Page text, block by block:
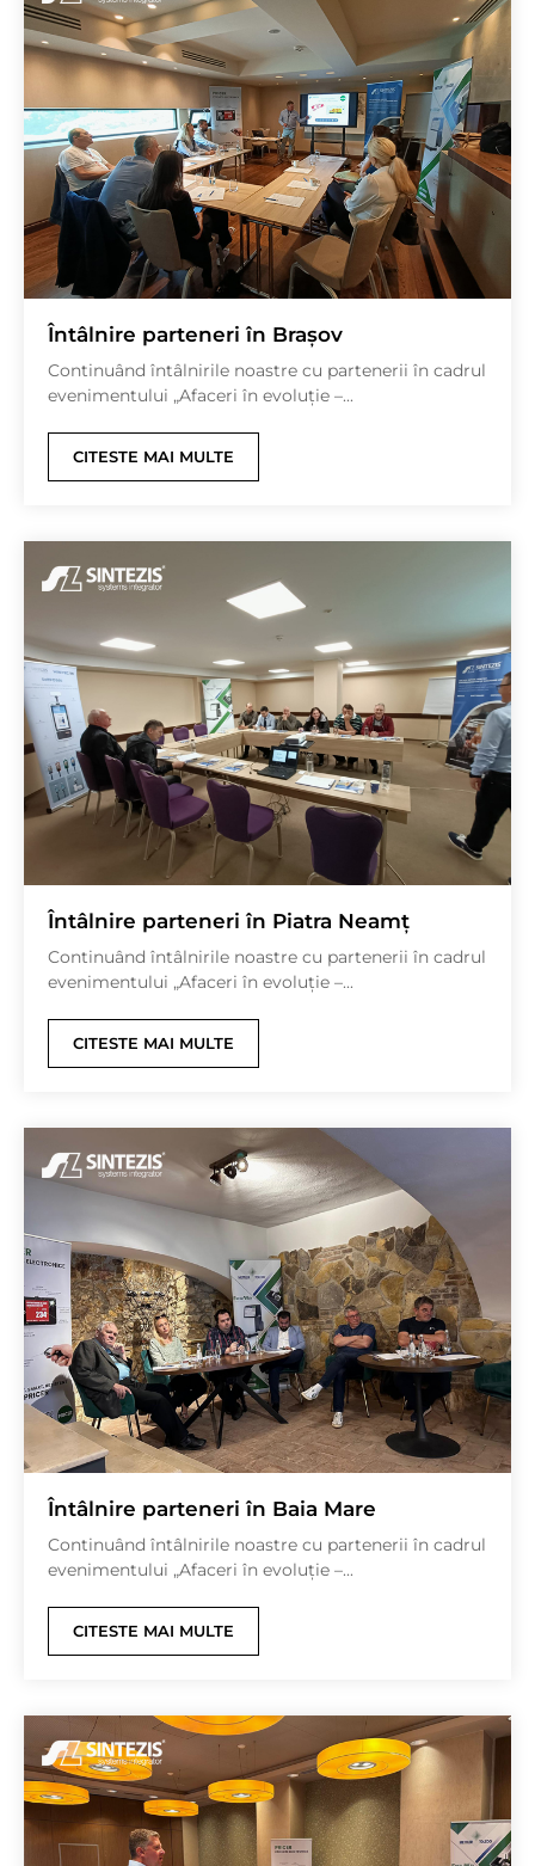
Întâlnire parteneri în Brașov
Continuând întâlnirile noastre cu partenerii în cadrul
evenimentului „Afaceri în evoluție –...
CITESTE MAI MULTE
Întâlnire parteneri în Piatra Neamț
Continuând întâlnirile noastre cu partenerii în cadrul
evenimentului „Afaceri în evoluție –...
CITESTE MAI MULTE
Întâlnire parteneri în Baia Mare
Continuând întâlnirile noastre cu partenerii în cadrul
evenimentului „Afaceri în evoluție –...
CITESTE MAI MULTE